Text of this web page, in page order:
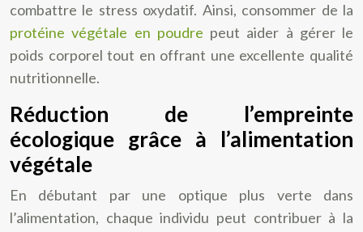
combattre le stress oxydatif. Ainsi, consommer de la
protéine végétale en poudre peut aider à gérer le
poids corporel tout en offrant une excellente qualité
nutritionnelle.
Réduction de l’empreinte
écologique grâce à l’alimentation
végétale
En débutant par une optique plus verte dans
l’alimentation, chaque individu peut contribuer à la